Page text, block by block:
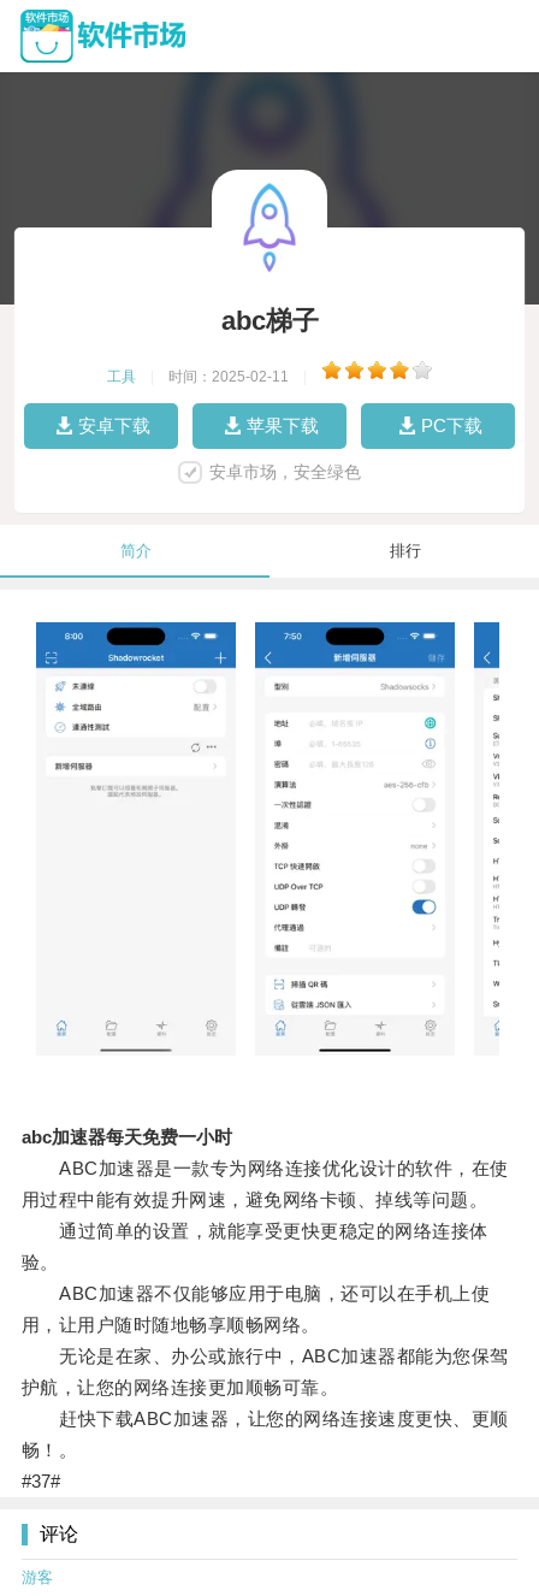
abc梯子
工具 时间：2025-02-11
安卓下载 苹果下载 PC下载
安卓市场，安全绿色
简介 排行
abc加速器每天免费一小时
ABC加速器是一款专为网络连接优化设计的软件，在使
用过程中能有效提升网速，避免网络卡顿、掉线等问题。
通过简单的设置，就能享受更快更稳定的网络连接体
验。
ABC加速器不仅能够应用于电脑，还可以在手机上使
用，让用户随时随地畅享顺畅网络。
无论是在家、办公或旅行中，ABC加速器都能为您保驾
护航，让您的网络连接更加顺畅可靠。
赶快下载ABC加速器，让您的网络连接速度更快、更顺
畅！。
#37#
评论
游客